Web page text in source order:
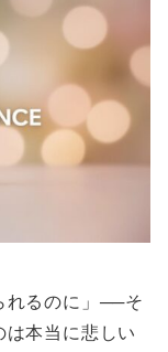
れるのに」──そ
は本当に悲しい